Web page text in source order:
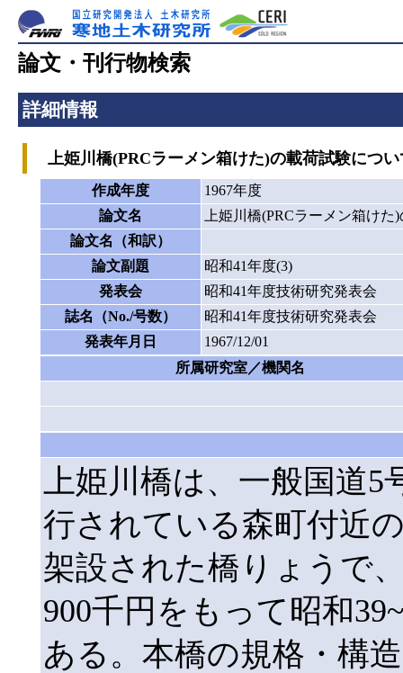
論文・刊行物検索
詳細情報
上姫川橋(PRCラーメン箱けた)の載荷試験につい
作成年度
1967年度
論文名
上姫川橋(PRCラーメン箱け
論文名（和訳）
論文副題
昭和41年度(3)
発表会
昭和41年度技術研究発表会
誌名（No./号数）
昭和41年度技術研究発表会
発表年月日
1967/12/01
所属研究室／機関名
上姫川橋は、一般国道
行されている森町付近
架設された橋りょうで
900千円をもって昭和
ある。本橋の規格・構